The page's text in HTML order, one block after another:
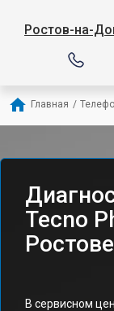
Ростов-на-
Главная /
Tecno
В сервисном